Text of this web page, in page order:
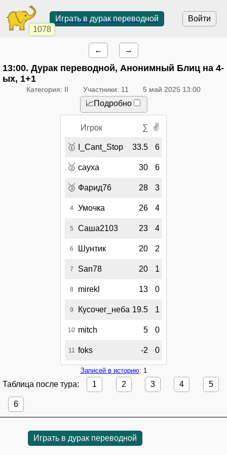
1078
Войти
Играть в дурак переводной
← →
13:00. Дурак переводной, Анонимный Блиц на 4-
ых, 1+1
Категория: II Участники: 11 5 май 2025 13:00
📈Подробно
Игрок ∑ ✌
🥇 I_Cant_Stop 33.5 6
🥈 сауха 30 6
🥉 Фарид76 28 3
4 Умочка 26 4
5 Саша2103 23 4
6 Шунтик 20 2
7 San78 20 1
8 mirekl 13 0
9 Кусочег_неба 19.5 1
10 mitch 5 0
11 foks -2 0
Записей в историю: 1
Таблица после тура: 1 2 3 4 5
6
Играть в дурак переводной